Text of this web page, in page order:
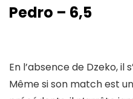
Pedro – 6,5
En l’absence de Dzeko, il
Même si son match est